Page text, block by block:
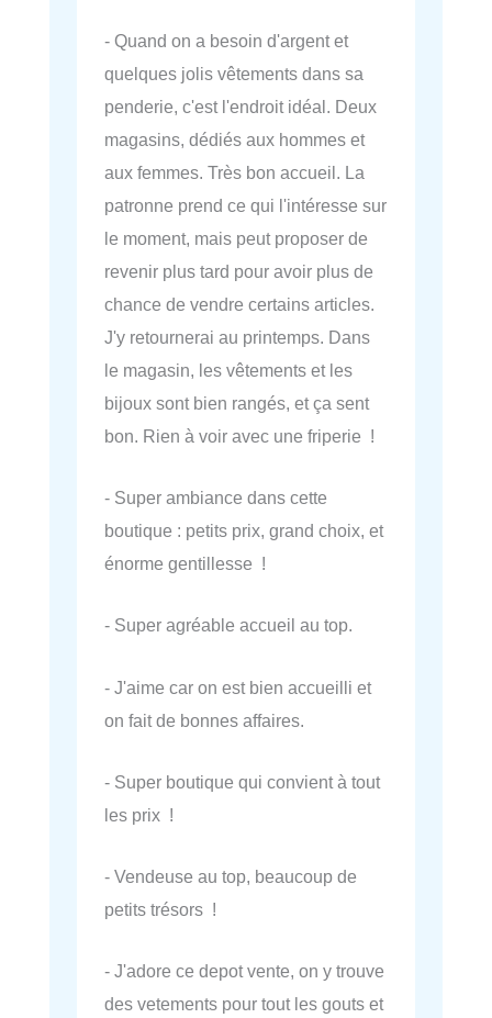
- Quand on a besoin d'argent et
quelques jolis vêtements dans sa
penderie, c'est l'endroit idéal. Deux
magasins, dédiés aux hommes et
aux femmes. Très bon accueil. La
patronne prend ce qui l'intéresse sur
le moment, mais peut proposer de
revenir plus tard pour avoir plus de
chance de vendre certains articles.
J'y retournerai au printemps. Dans
le magasin, les vêtements et les
bijoux sont bien rangés, et ça sent
bon. Rien à voir avec une friperie !
- Super ambiance dans cette
boutique : petits prix, grand choix, et
énorme gentillesse !
- Super agréable accueil au top.
- J'aime car on est bien accueilli et
on fait de bonnes affaires.
- Super boutique qui convient à tout
les prix !
- Vendeuse au top, beaucoup de
petits trésors !
- J'adore ce depot vente, on y trouve
des vetements pour tout les gouts et